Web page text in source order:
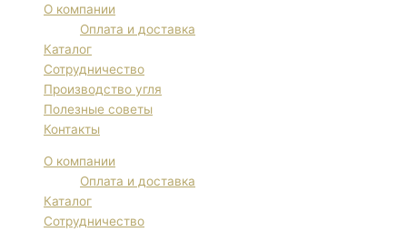
О компании
Оплата и доставка
Каталог
Сотрудничество
Производство угля
Полезные советы
Контакты
О компании
Оплата и доставка
Каталог
Сотрудничество